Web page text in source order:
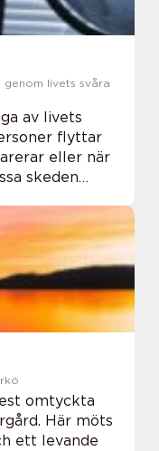
av livets
flyttar
eller när
skeden
utve...
omtyckta
Här möts
ett levande